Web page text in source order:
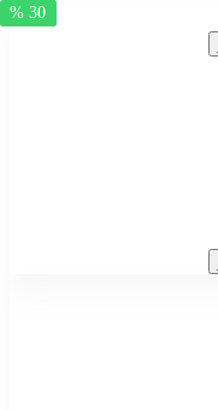
30 %
30 %
30 %